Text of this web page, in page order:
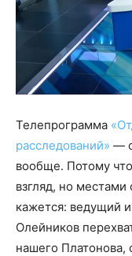
Телепрограмма
расследований» —
вообще. Потому
взгляд, но
кажется: ведущий
Олейников
нашего Платонова,